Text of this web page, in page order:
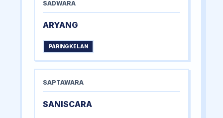
SADWARA
ARYANG
PARINGKELAN
SAPTAWARA
SANISCARA